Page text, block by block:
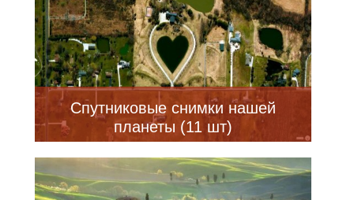
Спутниковые снимки нашей
планеты (11 шт)